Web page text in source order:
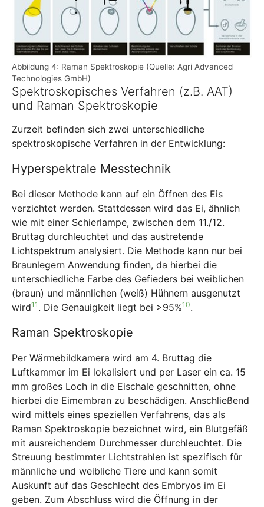
Abbildung 4: Raman Spektroskopie (Quelle: Agri Advanced
Technologies GmbH)
Spektroskopisches Verfahren (z.B. AAT)
und Raman Spektroskopie
Zurzeit befinden sich zwei unterschiedliche
spektroskopische Verfahren in der Entwicklung:
Hyperspektrale Messtechnik
Bei dieser Methode kann auf ein Öffnen des Eis
verzichtet werden. Stattdessen wird das Ei, ähnlich
wie mit einer Schierlampe, zwischen dem 11./12.
Bruttag durchleuchtet und das austretende
Lichtspektrum analysiert. Die Methode kann nur bei
Braunlegern Anwendung finden, da hierbei die
unterschiedliche Farbe des Gefieders bei weiblichen
(braun) und männlichen (weiß) Hühnern ausgenutzt
wird11 . Die Genauigkeit liegt bei >95%10.
Raman Spektroskopie
Per Wärmebildkamera wird am 4. Bruttag die
Luftkammer im Ei lokalisiert und per Laser ein ca. 15
mm großes Loch in die Eischale geschnitten, ohne
hierbei die Eimembran zu beschädigen. Anschließend
wird mittels eines speziellen Verfahrens, das als
Raman Spektroskopie bezeichnet wird, ein Blutgefäß
mit ausreichendem Durchmesser durchleuchtet. Die
Streuung bestimmter Lichtstrahlen ist spezifisch für
männliche und weibliche Tiere und kann somit
Auskunft auf das Geschlecht des Embryos im Ei
geben. Zum Abschluss wird die Öffnung in der